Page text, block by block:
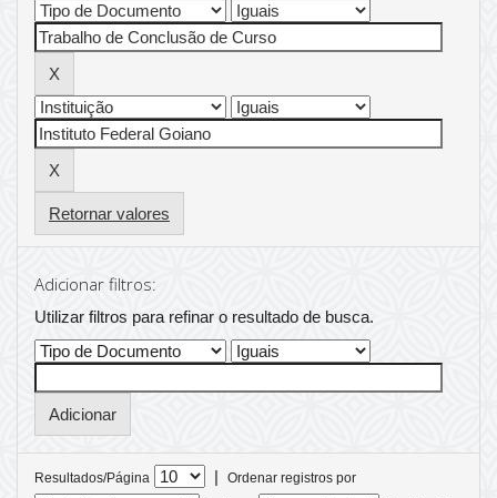
Retornar valores
Adicionar filtros:
Utilizar filtros para refinar o resultado de busca.
Resultados/Página |
Ordenar registros por